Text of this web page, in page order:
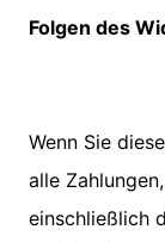
Folgen des
Wenn Sie
alle
einschließlich